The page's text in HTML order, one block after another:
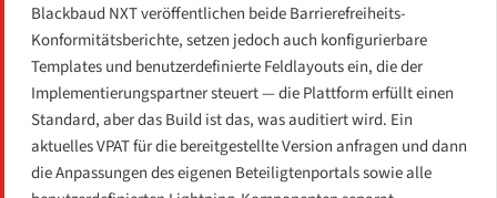
Blackbaud NXT veröffentlichen beide Barrierefreiheits-
Konformitätsberichte, setzen jedoch auch konfigurierbare
Templates und benutzerdefinierte Feldlayouts ein, die der
Implementierungspartner steuert — die Plattform erfüllt einen
Standard, aber das Build ist das, was auditiert wird. Ein
aktuelles VPAT für die bereitgestellte Version anfragen und dann
die Anpassungen des eigenen Beteiligtenportals sowie alle